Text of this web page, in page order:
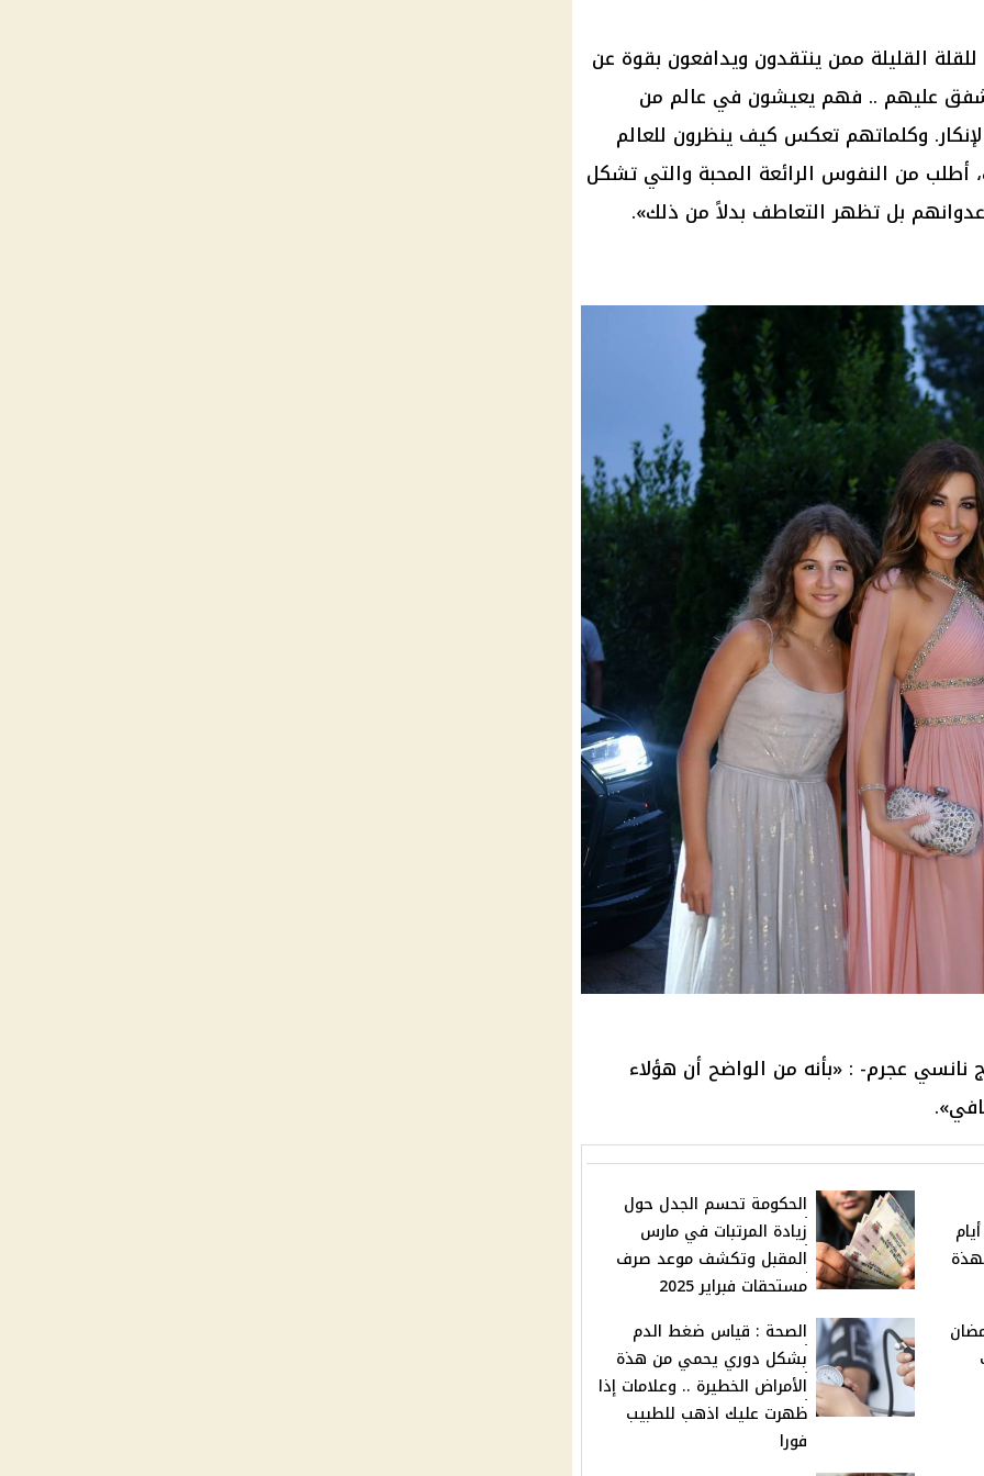
للقلة القليلة ممن ينتقدون ويدافعون بقوة عن
عليهم .. فهم يعيشون في عالم من
وكلماتهم تعكس كيف ينظرون للعالم
أطلب من النفوس الرائعة المحبة والتي تشكل
نانسي عجرم- : «بأنه من الواضح أن هؤلاء
تستمر لـ 3 أيام
بهذة
الحكومة تحسم الجدل حول
زيادة المرتبات في مارس
المقبل وتكشف موعد صرف
مستحقات فبراير 2025
الصحة : قياس ضغط الدم
بشكل دوري يحمي من هذة
الأمراض الخطيرة .. وعلامات إذا
ظهرت عليك اذهب للطبيب
فورا